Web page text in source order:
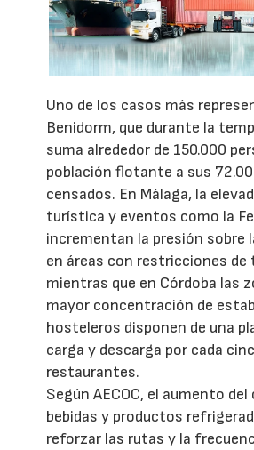
Uno de los casos más
Benidorm, que durante la
suma alrededor de 150.000
población flotante a sus
censados. En Málaga, la
turística y eventos como la
incrementan la presión sobre
en áreas con restricciones de
mientras que en Córdoba las
mayor concentración de
hosteleros disponen de una
carga y descarga por cada
restaurantes.
Según AECOC, el aumento
bebidas y productos
reforzar las rutas y la